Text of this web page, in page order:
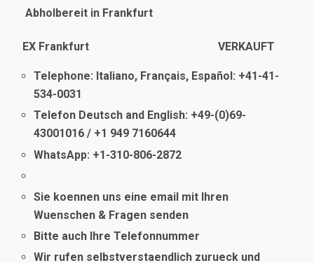
Abholbereit in Frankfurt
EX Frankfurt VERKAUFT
Telephone: Italiano, Français, Español: +41-41-
534-0031
Telefon Deutsch and English: +49-(0)69-
43001016 / +1 949 7160644
WhatsApp: +1-310-806-2872
Sie koennen uns eine email mit Ihren
Wuenschen & Fragen senden
Bitte auch Ihre Telefonnummer
Wir rufen selbstverstaendlich zurueck und